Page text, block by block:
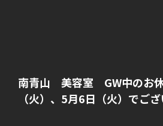
南青山 美容室 GW中のお
（火）、5月6日（火）でござ